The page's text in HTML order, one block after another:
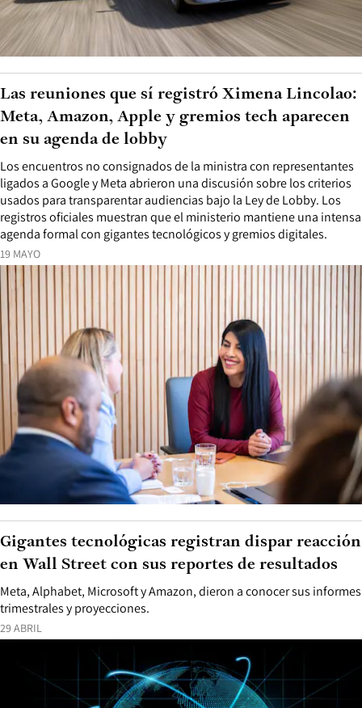
19 MAYO
Los encuentros no consignados de la ministra con representantes
ligados a Google y Meta abrieron una discusión sobre los criterios
usados para transparentar audiencias bajo la Ley de Lobby. Los
registros oficiales muestran que el ministerio mantiene una intensa
agenda formal con gigantes tecnológicos y gremios digitales.
Las reuniones que sí registró Ximena Lincolao:
Meta, Amazon, Apple y gremios tech aparecen
en su agenda de lobby
29 ABRIL
Meta, Alphabet, Microsoft y Amazon, dieron a conocer sus informes
trimestrales y proyecciones.
Gigantes tecnológicas registran dispar reacción
en Wall Street con sus reportes de resultados